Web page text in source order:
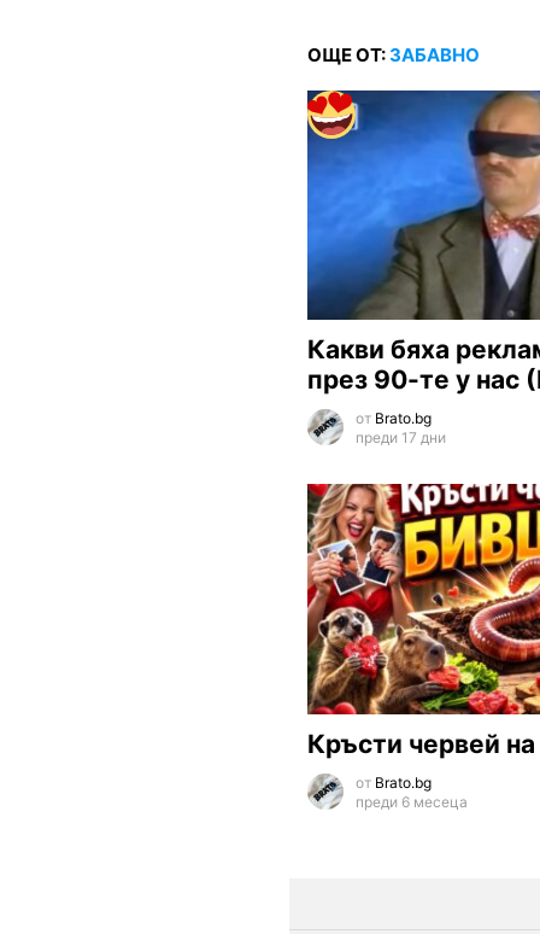
ОЩЕ ОТ:ЗАБАВНО
Какви бяха
през 90-те у нас
от Brato.bg
преди 17 дни
Кръсти червей
от Brato.bg
преди 6 месеца